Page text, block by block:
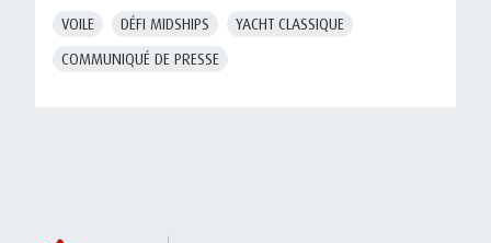
VOILE DÉFI MIDSHIPS
YACHT CLASSIQUE
COMMUNIQUÉ DE PRESSE